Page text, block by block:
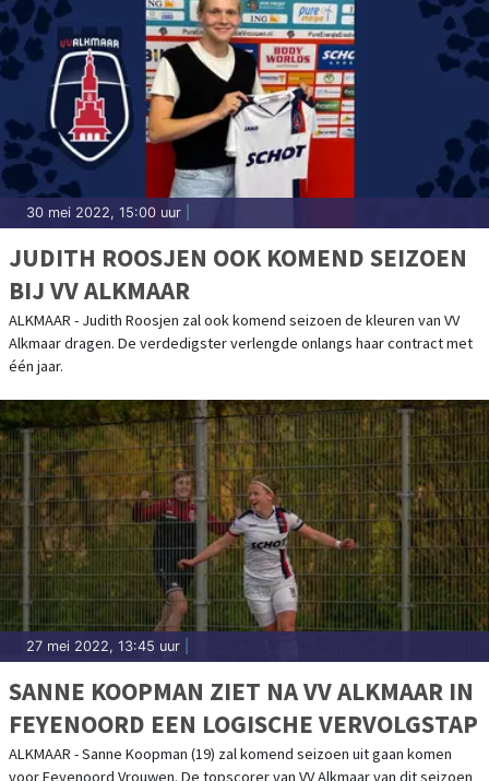
30 mei 2022, 15:00 uur
JUDITH ROOSJEN OOK KOMEND SEIZOEN
BIJ VV ALKMAAR
ALKMAAR - Judith Roosjen zal ook komend seizoen de kleuren van VV
Alkmaar dragen. De verdedigster verlengde onlangs haar contract met
één jaar.
27 mei 2022, 13:45 uur
SANNE KOOPMAN ZIET NA VV ALKMAAR IN
FEYENOORD EEN LOGISCHE VERVOLGSTAP
ALKMAAR - Sanne Koopman (19) zal komend seizoen uit gaan komen
voor Feyenoord Vrouwen. De topscorer van VV Alkmaar van dit seizoen